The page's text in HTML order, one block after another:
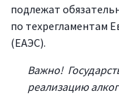
подлежат
по техрегламентам
(ЕАЭС).
Важно!
реализацию